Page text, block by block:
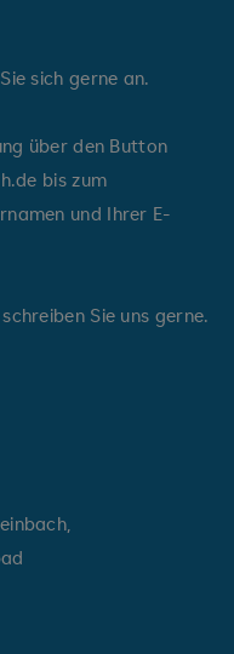
sich gerne an.
über den Button
bis zum
und Ihrer E-
Sie uns gerne.